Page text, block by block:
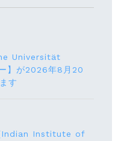
Universität
】が2026年8⽉20
す
Institute of